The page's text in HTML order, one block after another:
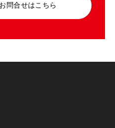
問合せはこちら